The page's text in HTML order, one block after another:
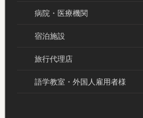
病院・医療機関
宿泊施設
旅行代理店
語学教室・外国人雇用者様